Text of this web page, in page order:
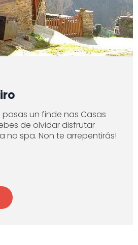
pasas un finde nas Casas
de olvidar disfrutar
no spa. Non te arrepentirás!